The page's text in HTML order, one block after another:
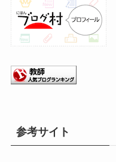
参考サイト